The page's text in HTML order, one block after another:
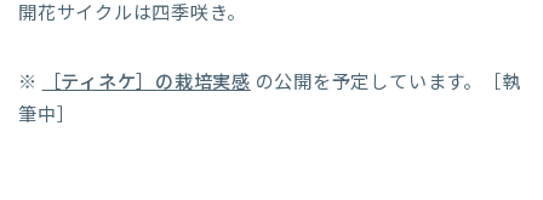
開花サイクルは四季咲き。
※ ［ティネケ］の栽培実感 の公開を予定しています。［執
筆中］